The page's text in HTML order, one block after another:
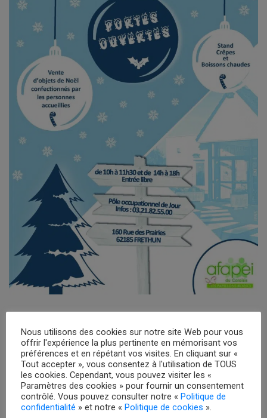
Journée portes ouvertes
Publié le13 décembre 2022
À vos agendas, une journée « portes ouvertes » se déroulera le mardi
20 décembre 2022 au CAJ/SAT de Fréthun
Sur place, il y aura : une vente d’objets de Noël confectionnés par les
personnes accueillies ainsi qu’un stand de crêpes et de boissons chaudes
Nous utilisons des cookies sur notre site Web pour vous
offrir l'expérience la plus pertinente en mémorisant vos
préférences et en répétant vos visites. En cliquant sur «
Tout accepter », vous consentez à l'utilisation de TOUS
les cookies. Cependant, vous pouvez visiter les «
Paramètres des cookies » pour fournir un consentement
contrôlé. Vous pouvez consulter notre « Politique de
confidentialité » et notre « Politique de cookies ».